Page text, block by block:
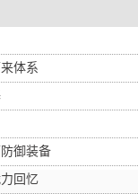
体系
御装备
回忆